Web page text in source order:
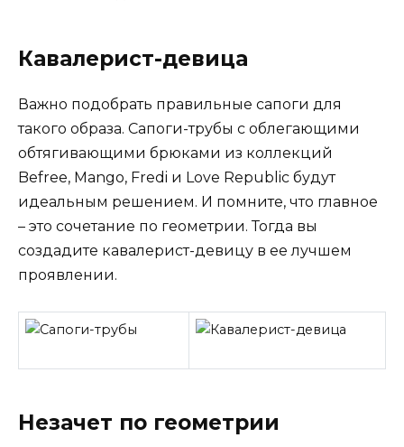
Кавалерист-девица
Важно подобрать правильные сапоги для
такого образа. Сапоги-трубы с облегающими
обтягивающими брюками из коллекций
Befree, Mango, Fredi и Love Republic будут
идеальным решением. И помните, что главное
– это сочетание по геометрии. Тогда вы
создадите кавалерист-девицу в ее лучшем
проявлении.
Незачет по геометрии